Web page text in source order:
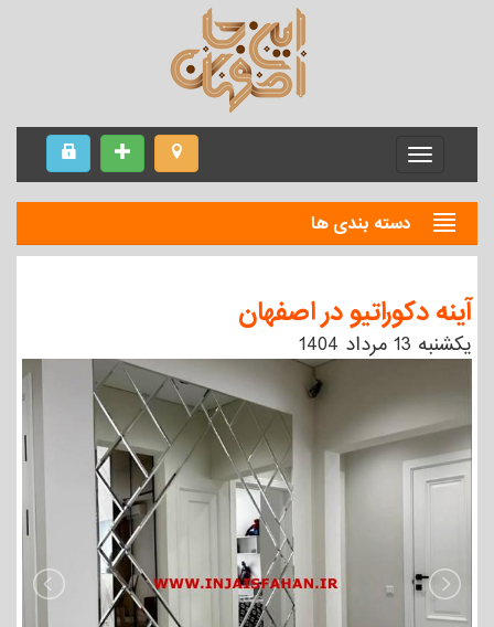
Menu
دسته بندی ها
آینه دکوراتیو در اصفهان
يكشنبه 13 مرداد 1404